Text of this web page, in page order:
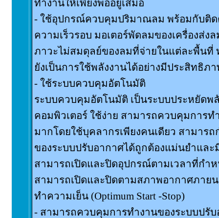
ทำงานให้เพียงพออยู่เสมอ
- ใช้อุปกรณ์ควบคุมปริมาณลม พร้อมกับติ
ความเร็วรอบ มอเตอร์พัดลมของเครื่องส่ง
ภาวะไม่สมดุลย์ของลมที่จ่ายในแต่ละพื้นที่
ยังเป็นการใช้พลังงานได้อย่างมีประสิทธิภ
- ใช้ระบบควบคุมอัตโนมัติ
ระบบควบคุมอัตโนมัติ เป็นระบบประหยัดพ
คอมพิวเตอร์ ใช้ง่าย สามารถควบคุมการ
มากโดยใช้บุคลากรเพียงคนเดียว สามาร
ของระบบปรับอากาศได้ถูกต้องแม่นยำแล
สามารถเปิดและปิดอุปกรณ์ตามเวลาที่กำห
สามารถเปิดและปิดตามสภาพอากาศภาย
ทำความเย็น (Optimum Start -Stop)
- สามารถควบคุมการทำงานของระบบปรับ